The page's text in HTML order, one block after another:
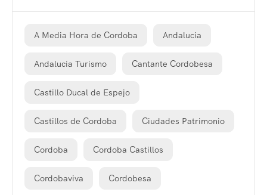
A Media Hora de Cordoba Andalucia
Andalucia Turismo Cantante Cordobesa
Castillo Ducal de Espejo
Castillos de Cordoba Ciudades Patrimonio
Cordoba Cordoba Castillos
Cordobaviva Cordobesa